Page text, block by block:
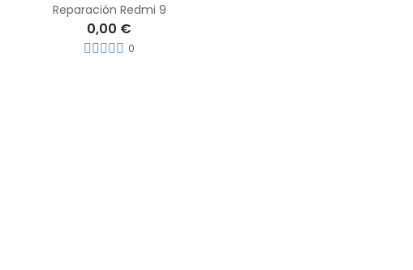
Reparación Redmi 9
0,00 €
0